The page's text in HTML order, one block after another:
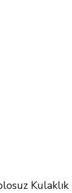
Kulaklık